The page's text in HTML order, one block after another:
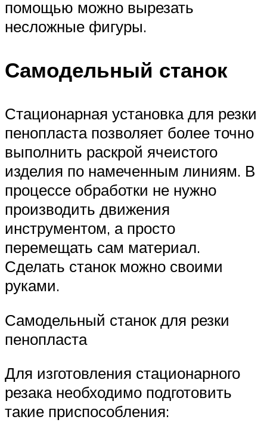
помощью можно вырезать
несложные фигуры.
Самодельный станок
Стационарная установка для резки
пенопласта позволяет более точно
выполнить раскрой ячеистого
изделия по намеченным линиям. В
процессе обработки не нужно
производить движения
инструментом, а просто
перемещать сам материал.
Сделать станок можно своими
руками.
Самодельный станок для резки
пенопласта
Для изготовления стационарного
резака необходимо подготовить
такие приспособления: